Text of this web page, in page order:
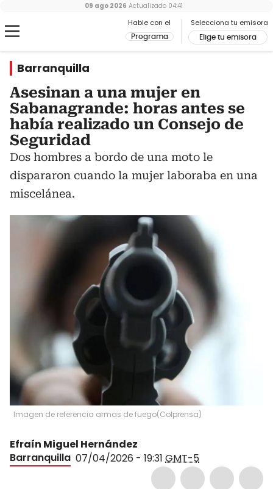
Hable con el
Programa
Selecciona tu emisora
Elige tu emisora
09 ago 2026 Actualizado 04:41
Barranquilla
Asesinan a una mujer en
Sabanagrande: horas antes se
había realizado un Consejo de
Seguridad
Dos hombres a bordo de una moto le
dispararon cuando la mujer laboraba en una
miscelánea.
Imagen de referencia armas de fuego(Colprensa)
Efraín Miguel Hernández
Barranquilla 07/04/2026 - 19:31 GMT-5